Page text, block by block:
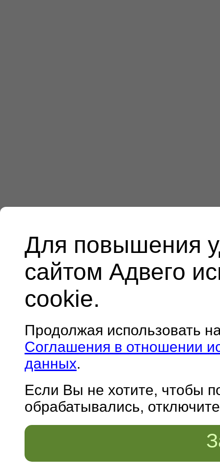
Для повышения
сайтом Адвего
cookie.
Продолжая использовать
Соглашения в отношении
данных.
Если Вы не хотите, чтобы
обрабатывались,